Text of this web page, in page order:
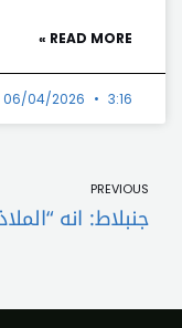
READ MORE »
06/04/2026 3:16 م
PREVIOUS